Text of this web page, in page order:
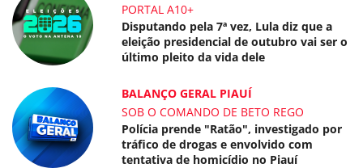
PORTAL A10+
Disputando pela 7ª vez, Lula diz que a
eleição presidencial de outubro vai ser o
último pleito da vida dele
BALANÇO GERAL PIAUÍ
SOB O COMANDO DE BETO REGO
Polícia prende "Ratão", investigado por
tráfico de drogas e envolvido com
tentativa de homicídio no Piauí